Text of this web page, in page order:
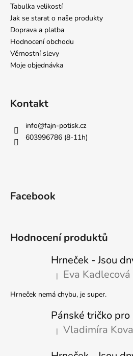
Tabulka velikostí
Jak se starat o naše produkty
Doprava a platba
Hodnocení obchodu
Věrnostní slevy
Moje objednávka
Kontakt
info@fajn-potisk.cz
603996786 (8-11h)
Facebook
Hodnocení produktů
Hodnocení produktu je 5
| Eva Kadlecová
Hrneček nemá chybu, je super.
Pánské tričko
Hodnocení produktu je 5
| Vladimíra